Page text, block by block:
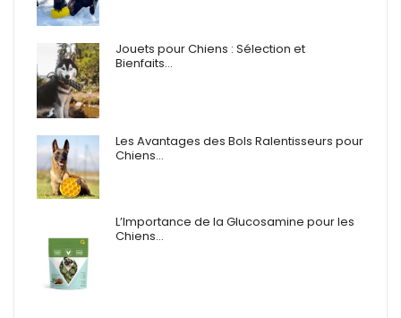
Jouets pour Chiens : Sélection et
Bienfaits…
Les Avantages des Bols Ralentisseurs pour
Chiens…
L’Importance de la Glucosamine pour les
Chiens…